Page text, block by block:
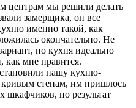
центрам мы решили делать
замерщика, он все
именно такой, как
окончательно. Не
но кухня идеально
как мне нравится.
нашу кухню-
стенам, им пришлось
шкафчиков, но результат